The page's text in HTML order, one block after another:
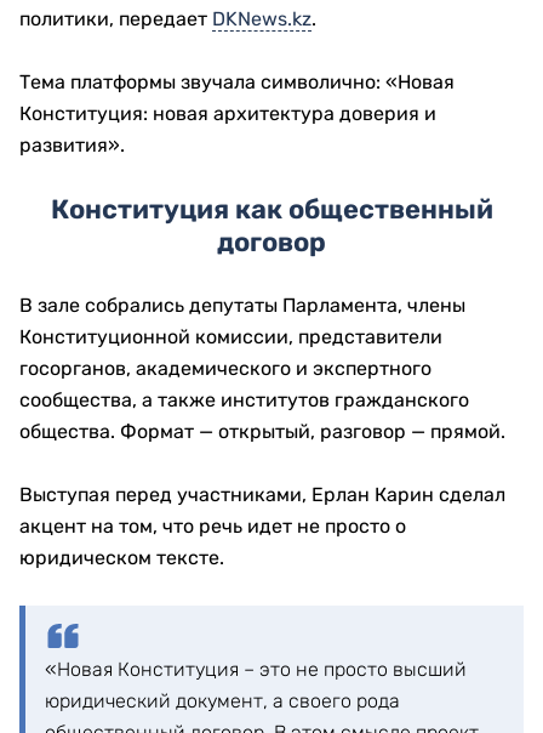
политики, передает DKNews.kz.
Тема платформы звучала символично: «Новая
Конституция: новая архитектура доверия и
развития».
Конституция как общественный
договор
В зале собрались депутаты Парламента, члены
Конституционной комиссии, представители
госорганов, академического и экспертного
сообщества, а также институтов гражданского
общества. Формат — открытый, разговор — прямой.
Выступая перед участниками, Ерлан Карин сделал
акцент на том, что речь идет не просто о
юридическом тексте.
«Новая Конституция – это не просто высший
юридический документ, а своего рода